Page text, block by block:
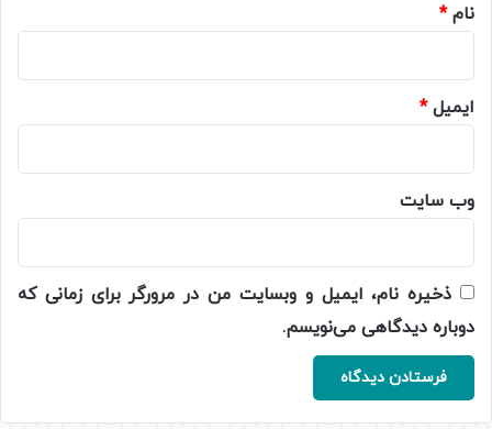
نام*
ایمیل*
وب‌ سایت
ذخیره نام، ایمیل و وبسایت من در مرورگر برای زمانی که
دوباره دیدگاهی می‌نویسم.